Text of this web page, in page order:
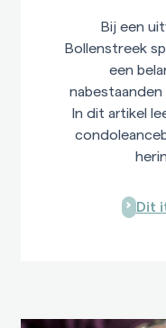
Bij een
Bollenstreek
een
In dit artikel
Dit